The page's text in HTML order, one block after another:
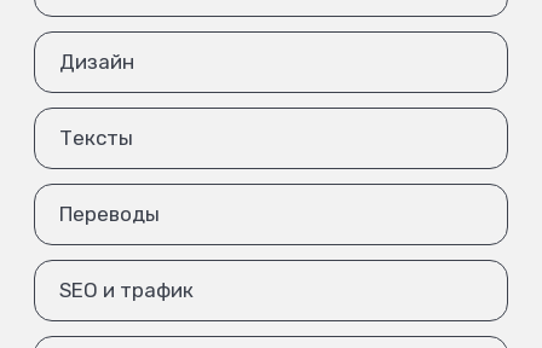
Дизайн
Тексты
Переводы
SEO и трафик